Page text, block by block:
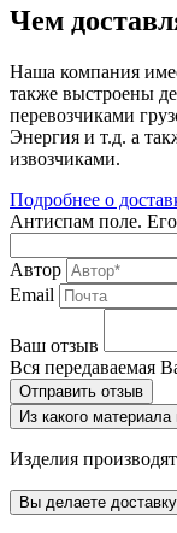
Чем
Наша компания
также выстроены
перевозчиками
Энергия и т.д. а
извозчиками.
Подробнее о
Антиспам поле. Его
Автор
Email
Ваш отзыв
Вся передаваемая
Отправить отзыв
Из какого
Изделия
Вы делаете